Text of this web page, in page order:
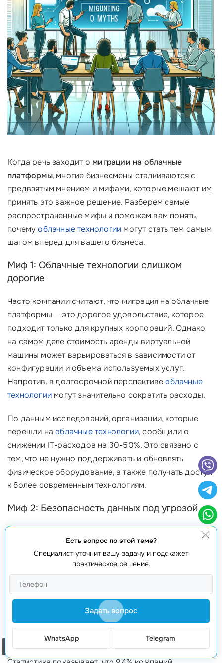
Когда речь заходит о миграции на облачные
платформы, многие бизнесмены сталкиваются с
предвзятым мнением и мифами, которые мешают им
принять это важное решение. Разберем самые
распространенные мифы и поможем вам понять,
почемуоблачные технологии могут стать тем самым
шагом вперед для вашего бизнеса.
Миф 1: Облачные технологии слишком
дорогие
Часто компании считают, что миграция на облачные
платформы — это дорогое удовольствие, которое
подходит только для крупных корпораций. Однако
на самом деле стоимость аренды виртуальной
машины может варьироваться в зависимости от
конфигурации и объема используемых услуг.
Напротив, в долгосрочной перспективеоблачные
технологии могут значительно сократить расходы.
По данным исследований, организации, которые
перешли наоблачные технологии, сообщили о
снижении IT-расходов на 30-50%. Это связано с
тем, что не нужно поддерживать и обновлять
физическое оборудование, а также получать доступ
к более современным технологиям.
Миф 2: Безопасность данных под угрозой
безопасность данныхв облаке. Многие компании
уверены, что хранение данных в интернете более
деле, ведущие облачные провайдеры, такие как
AWS,AzureиGCP, уделяют большое внимание
безопасности и применяютсовременные
технологиишифрования, системы обнаружения и
предотвращенияутечек данных
Есть вопрос по этой теме?
Специалист уточнит вашу задачу и подскажет
практическое решение.
Задать вопрос
WhatsApp Telegram
Заказать звонок